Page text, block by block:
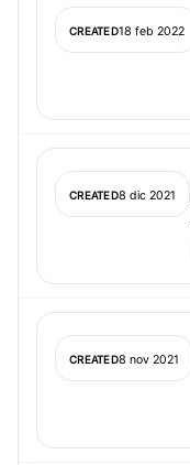
CREATED18 feb 2022
CREATED8 dic 2021
CREATED8 nov 2021